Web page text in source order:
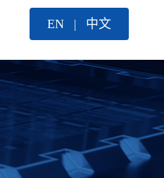
EN | 中文